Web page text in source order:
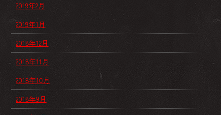
2019年2月
2019年1月
2018年12月
2018年11月
2018年10月
2018年9月